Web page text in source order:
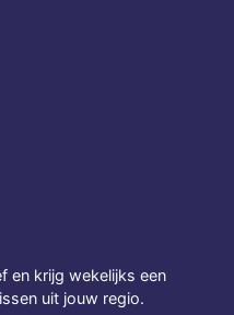
en krijg wekelijks een
uit jouw regio.